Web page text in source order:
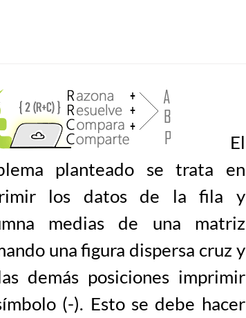
El
planteado se trata en
los datos de la fila y
medias de una matriz
una figura dispersa cruz y
demás posiciones imprimir
(-). Esto se debe hacer